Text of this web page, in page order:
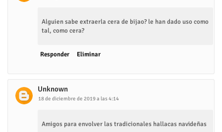
Alguien sabe extraerla cera de bijao? le han dado uso como
tal, como cera?
Responder Eliminar
Unknown
18 de diciembre de 2019 a las 4:14
Amigos para envolver las tradicionales hallacas navideñas